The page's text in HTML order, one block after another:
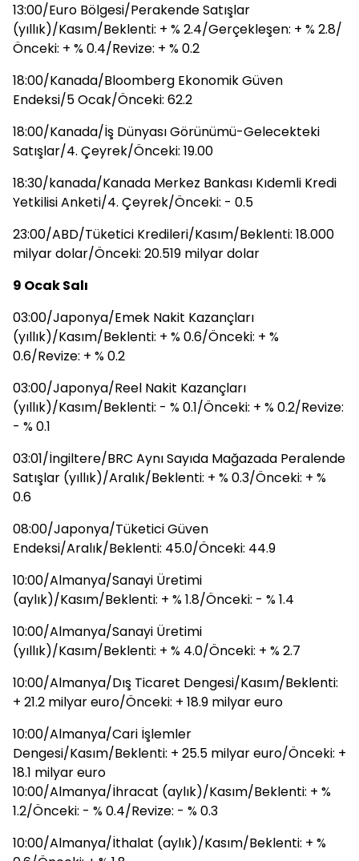
13:00/Euro Bölgesi/Perakende Satışlar
(yıllık)/Kasım/Beklenti: + % 2.4/Gerçekleşen: + % 2.8/
Önceki: + % 0.4/Revize: + % 0.2
18:00/Kanada/Bloomberg Ekonomik Güven
Endeksi/5 Ocak/Önceki: 62.2
18:00/Kanada/İş Dünyası Görünümü-Gelecekteki
Satışlar/4. Çeyrek/Önceki: 19.00
18:30/kanada/Kanada Merkez Bankası Kıdemli Kredi
Yetkilisi Anketi/4. Çeyrek/Önceki: - 0.5
23:00/ABD/Tüketici Kredileri/Kasım/Beklenti: 18.000
milyar dolar/Önceki: 20.519 milyar dolar
9 Ocak Salı
03:00/Japonya/Emek Nakit Kazançları
(yıllık)/Kasım/Beklenti: + % 0.6/Önceki: + %
0.6/Revize: + % 0.2
03:00/Japonya/Reel Nakit Kazançları
(yıllık)/Kasım/Beklenti: - % 0.1/Önceki: + % 0.2/Revize:
- % 0.1
03:01/İngiltere/BRC Aynı Sayıda Mağazada Peralende
Satışlar (yıllık)/Aralık/Beklenti: + % 0.3/Önceki: + %
0.6
08:00/Japonya/Tüketici Güven
Endeksi/Aralık/Beklenti: 45.0/Önceki: 44.9
10:00/Almanya/Sanayi Üretimi
(aylık)/Kasım/Beklenti: + % 1.8/Önceki: - % 1.4
10:00/Almanya/Sanayi Üretimi
(yıllık)/Kasım/Beklenti: + % 4.0/Önceki: + % 2.7
10:00/Almanya/Dış Ticaret Dengesi/Kasım/Beklenti:
+ 21.2 milyar euro/Önceki: + 18.9 milyar euro
10:00/Almanya/Cari İşlemler
Dengesi/Kasım/Beklenti: + 25.5 milyar euro/Önceki: +
18.1 milyar euro
10:00/Almanya/İhracat (aylık)/Kasım/Beklenti: + %
1.2/Önceki: - % 0.4/Revize: - % 0.3
10:00/Almanya/İthalat (aylık)/Kasım/Beklenti: + %